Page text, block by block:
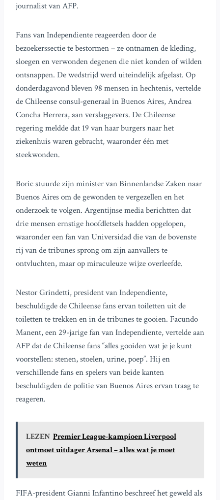
journalist van AFP.
Fans van Independiente reageerden door de
bezoekerssectie te bestormen – ze ontnamen de kleding,
sloegen en verwonden degenen die niet konden of wilden
ontsnappen. De wedstrijd werd uiteindelijk afgelast. Op
donderdagavond bleven 98 mensen in hechtenis, vertelde
de Chileense consul-generaal in Buenos Aires, Andrea
Concha Herrera, aan verslaggevers. De Chileense
regering meldde dat 19 van haar burgers naar het
ziekenhuis waren gebracht, waaronder één met
steekwonden.
Boric stuurde zijn minister van Binnenlandse Zaken naar
Buenos Aires om de gewonden te vergezellen en het
onderzoek te volgen. Argentijnse media berichtten dat
drie mensen ernstige hoofdletsels hadden opgelopen,
waaronder een fan van Universidad die van de bovenste
rij van de tribunes sprong om zijn aanvallers te
ontvluchten, maar op miraculeuze wijze overleefde.
Nestor Grindetti, president van Independiente,
beschuldigde de Chileense fans ervan toiletten uit de
toiletten te trekken en in de tribunes te gooien. Facundo
Manent, een 29-jarige fan van Independiente, vertelde aan
AFP dat de Chileense fans “alles gooiden wat je je kunt
voorstellen: stenen, stoelen, urine, poep”. Hij en
verschillende fans en spelers van beide kanten
beschuldigden de politie van Buenos Aires ervan traag te
reageren.
LEZEN Premier League-kampioen Liverpool
ontmoet uitdager Arsenal – alles wat je moet
weten
FIFA-president Gianni Infantino beschreef het geweld als